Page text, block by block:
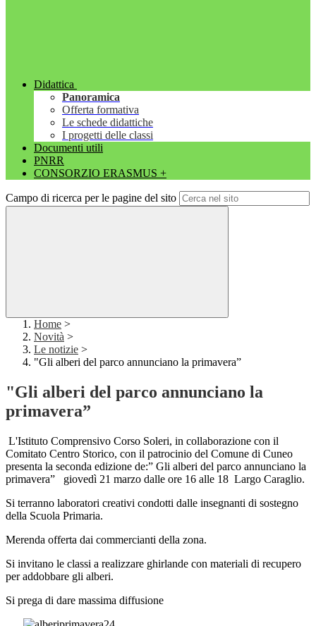
Didattica
Panoramica
Offerta formativa
Le schede didattiche
I progetti delle classi
Documenti utili
PNRR
CONSORZIO ERASMUS +
Campo di ricerca per le pagine del sito
Home >
Novità >
Le notizie >
"Gli alberi del parco annunciano la primavera”
"Gli alberi del parco annunciano la
primavera”
L'Istituto Comprensivo Corso Soleri, in collaborazione con il
Comitato Centro Storico, con il patrocinio del Comune di Cuneo
presenta la seconda edizione de:” Gli alberi del parco annunciano la
primavera”
giovedì 21 marzo dalle ore 16 alle 18 Largo Caraglio.
Si terranno laboratori creativi condotti dalle insegnanti di sostegno
della Scuola Primaria.
Merenda offerta dai commercianti della zona.
Si invitano le classi a realizzare ghirlande con materiali di recupero
per addobbare gli alberi.
Si prega di dare massima diffusione